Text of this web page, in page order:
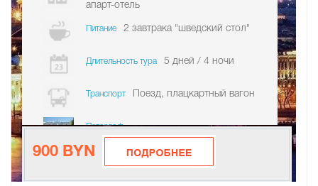
апарт-отель
Питание 2 завтрака "шведский стол"
Длительность тура 5 дней / 4 ночи
Транспорт Поезд, плацкартный вагон
Петергоф
900 BYN